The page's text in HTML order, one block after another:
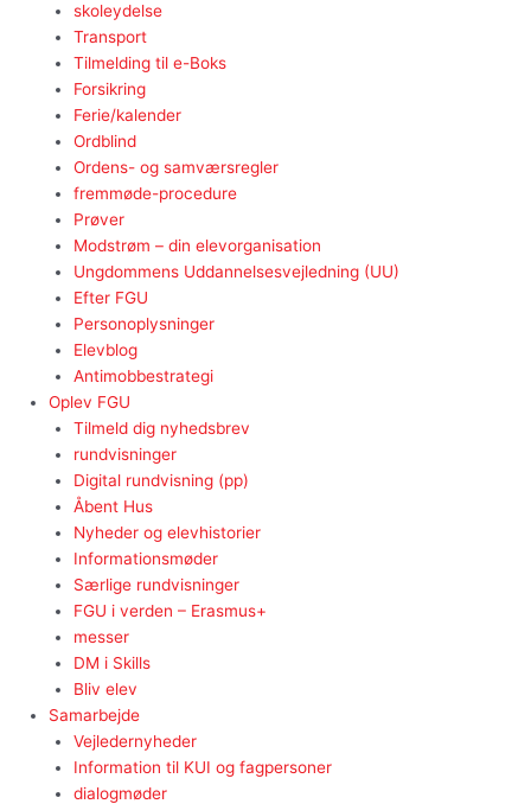
skoleydelse
Transport
Tilmelding til e-Boks
Forsikring
Ferie/kalender
Ordblind
Ordens- og samværsregler
fremmøde-procedure
Prøver
Modstrøm – din elevorganisation
Ungdommens Uddannelsesvejledning (UU)
Efter FGU
Personoplysninger
Elevblog
Antimobbestrategi
Oplev FGU
Tilmeld dig nyhedsbrev
rundvisninger
Digital rundvisning (pp)
Åbent Hus
Nyheder og elevhistorier
Informationsmøder
Særlige rundvisninger
FGU i verden – Erasmus+
messer
DM i Skills
Bliv elev
Samarbejde
Vejledernyheder
Information til KUI og fagpersoner
dialogmøder